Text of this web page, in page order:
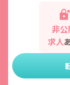
非公
求人